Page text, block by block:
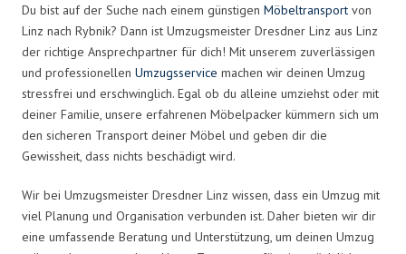
Du bist auf der Suche nach einem günstigen Möbeltransport von
Linz nach Rybnik? Dann ist Umzugsmeister Dresdner Linz aus Linz
der richtige Ansprechpartner für dich! Mit unserem zuverlässigen
und professionellen Umzugsservice machen wir deinen Umzug
stressfrei und erschwinglich. Egal ob du alleine umziehst oder mit
deiner Familie, unsere erfahrenen Möbelpacker kümmern sich um
den sicheren Transport deiner Möbel und geben dir die
Gewissheit, dass nichts beschädigt wird.
Wir bei Umzugsmeister Dresdner Linz wissen, dass ein Umzug mit
viel Planung und Organisation verbunden ist. Daher bieten wir dir
eine umfassende Beratung und Unterstützung, um deinen Umzug